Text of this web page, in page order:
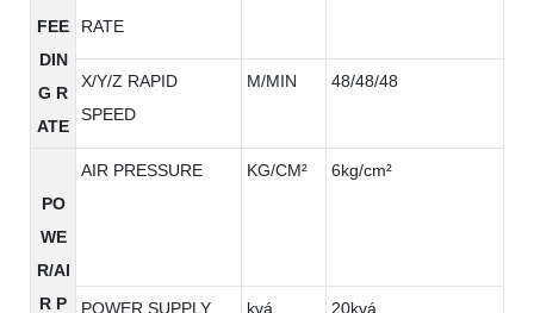
FEE
DIN
G R
ATE
RATE
X/Y/Z RAPID
SPEED
M/MIN 48/48/48
PO
WE
R/AI
R P
AIR PRESSURE KG/CM² 6kg/cm²
POWER SUPPLY kvá 20kvá